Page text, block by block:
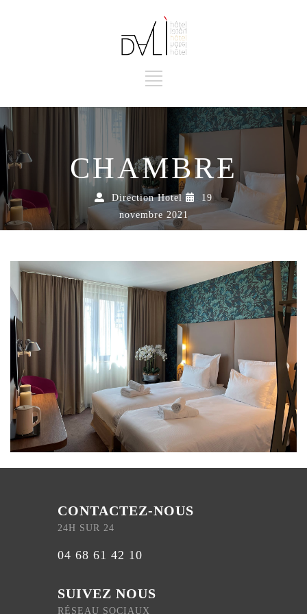
CHAMBRE
Direction Hotel
19
novembre 2021
CONTACTEZ-NOUS
24H SUR 24
04 68 61 42 10
SUIVEZ NOUS
RÉSEAU SOCIAUX